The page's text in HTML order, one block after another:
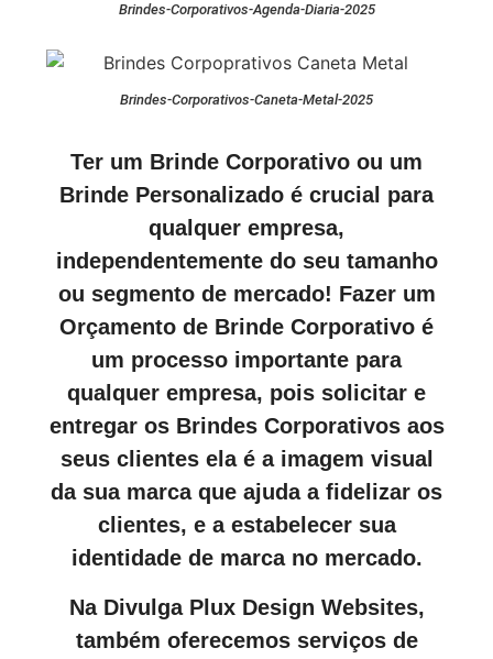
Brindes-Corporativos-Agenda-Diaria-2025
Brindes-Corporativos-Caneta-Metal-2025
Ter um Brinde Corporativo ou um
Brinde Personalizado é crucial para
qualquer empresa,
independentemente do seu tamanho
ou segmento de mercado! Fazer um
Orçamento de Brinde Corporativo é
um processo importante para
qualquer empresa, pois solicitar e
entregar os Brindes Corporativos aos
seus clientes ela é a imagem visual
da sua marca que ajuda a fidelizar os
clientes, e a estabelecer sua
identidade de marca no mercado.
Na Divulga Plux Design Websites,
também oferecemos serviços de